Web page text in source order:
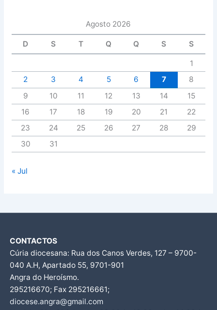
Agosto 2026
D S T Q Q S S
1
2
3 4 5 6 7
8
9
10 11 12 13 14
15
16
17 18 19 20 21
22
23
24 25 26 27 28
29
30
31
« Jul
CONTACTOS
Cúria diocesana: Rua dos Canos Verdes, 127 – 9700-
040 A.H, Apartado 55, 9701-901
Angra do Heroísmo.
295216670; Fax 295216661;
diocese.angra@gmail.com